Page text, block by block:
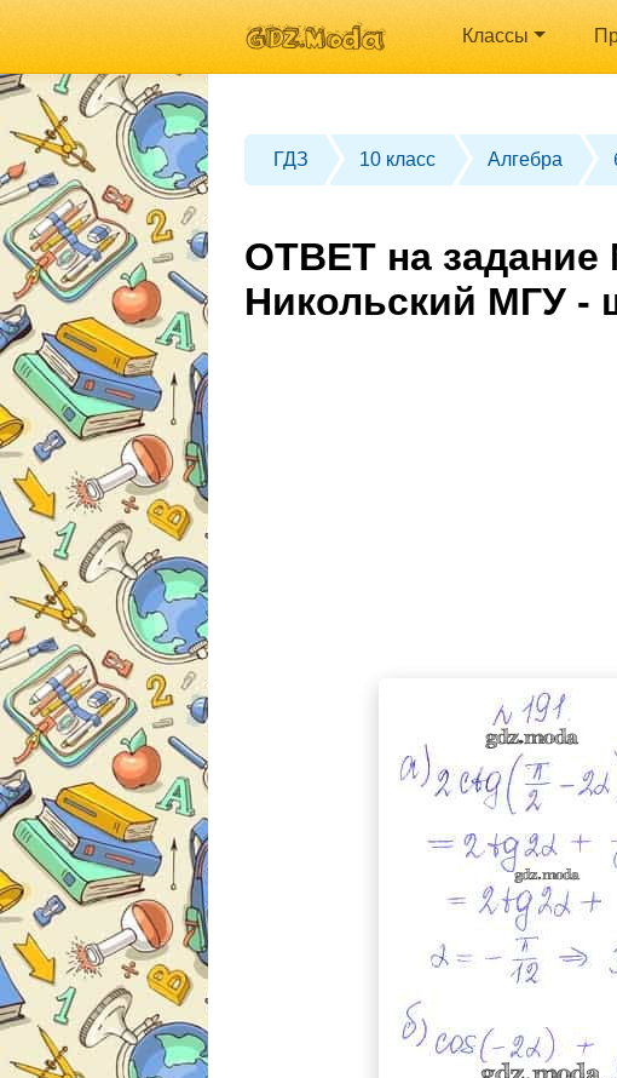
Классы
ГДЗ 10 класс Алгебра
ОТВЕТ на задание
Никольский МГУ -